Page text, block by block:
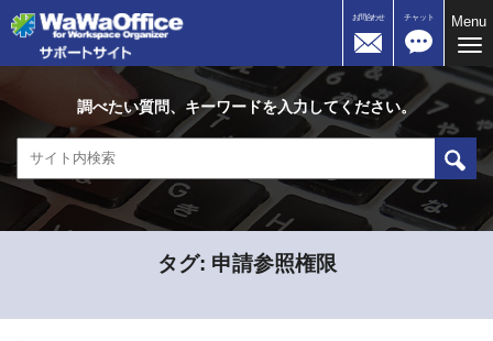
お問合わせ チャット
Menu
調べたい質問、キーワードを入力してください。
タグ: 申請参照権限